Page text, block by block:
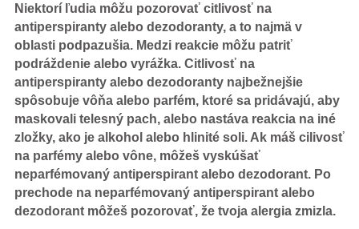
Niektorí ľudia môžu pozorovať citlivosť na
antiperspiranty alebo dezodoranty, a to najmä v
oblasti podpazušia. Medzi reakcie môžu patriť
podráždenie alebo vyrážka. Citlivosť na
antiperspiranty alebo dezodoranty najbežnejšie
spôsobuje vôňa alebo parfém, ktoré sa pridávajú, aby
maskovali telesný pach, alebo nastáva reakcia na iné
zložky, ako je alkohol alebo hlinité soli. Ak máš cilivosť
na parfémy alebo vône, môžeš vyskúšať
neparfémovaný antiperspirant alebo dezodorant. Po
prechode na neparfémovaný antiperspirant alebo
dezodorant môžeš pozorovať, že tvoja alergia zmizla.